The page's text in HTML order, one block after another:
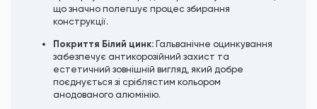
що значно полегшує процес збирання
конструкції.
Покриття Білий цинк: Гальванічне оцинкування
забезпечує антикорозійний захист та
естетичний зовнішній вигляд, який добре
поєднується зі сріблястим кольором
анодованого алюмінію.